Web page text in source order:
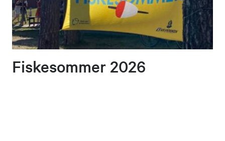
Fiskesommer 2026